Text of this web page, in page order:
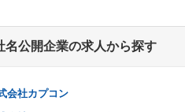
名公開企業の求人から探す
会社カプコン